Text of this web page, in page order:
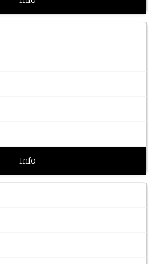
Info